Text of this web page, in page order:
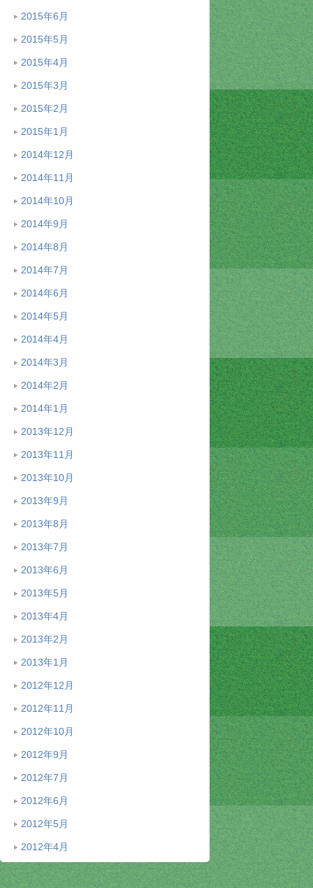
2015年6月
2015年5月
2015年4月
2015年3月
2015年2月
2015年1月
2014年12月
2014年11月
2014年10月
2014年9月
2014年8月
2014年7月
2014年6月
2014年5月
2014年4月
2014年3月
2014年2月
2014年1月
2013年12月
2013年11月
2013年10月
2013年9月
2013年8月
2013年7月
2013年6月
2013年5月
2013年4月
2013年2月
2013年1月
2012年12月
2012年11月
2012年10月
2012年9月
2012年7月
2012年6月
2012年5月
2012年4月